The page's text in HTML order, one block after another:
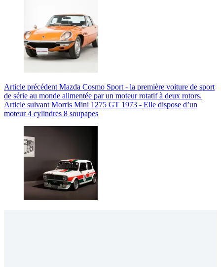
Article précédent Mazda Cosmo Sport - la première voiture de sport
de série au monde alimentée par un moteur rotatif à deux rotors.
Article suivant Morris Mini 1275 GT 1973 - Elle dispose d’un
moteur 4 cylindres 8 soupapes